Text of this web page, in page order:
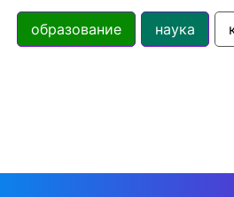
образование наука